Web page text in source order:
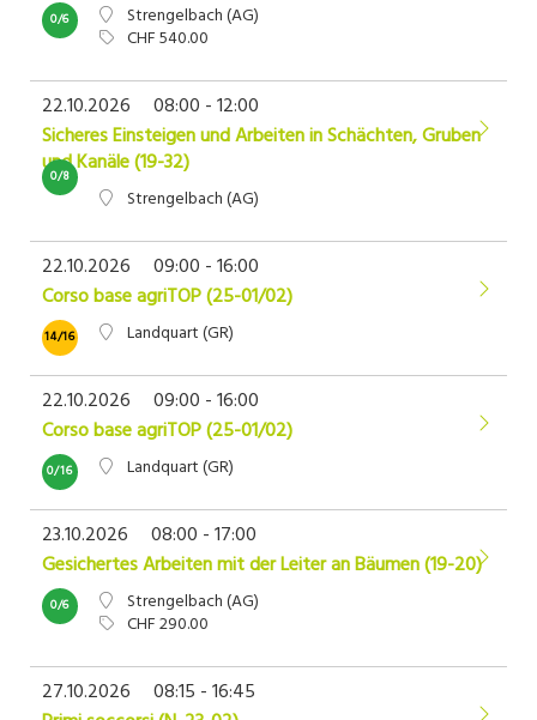
Strengelbach (AG)
CHF 540.00
0/6
22.10.2026
08:00 - 12:00
Sicheres Einsteigen und Arbeiten in Schächten, Gruben
und Kanäle (19-32)
Strengelbach (AG)
0/8
22.10.2026
09:00 - 16:00
Corso base agriTOP (25-01/02)
Landquart (GR)
14/16
22.10.2026
09:00 - 16:00
Corso base agriTOP (25-01/02)
Landquart (GR)
0/16
23.10.2026
08:00 - 17:00
Gesichertes Arbeiten mit der Leiter an Bäumen (19-20)
Strengelbach (AG)
CHF 290.00
0/6
27.10.2026
08:15 - 16:45